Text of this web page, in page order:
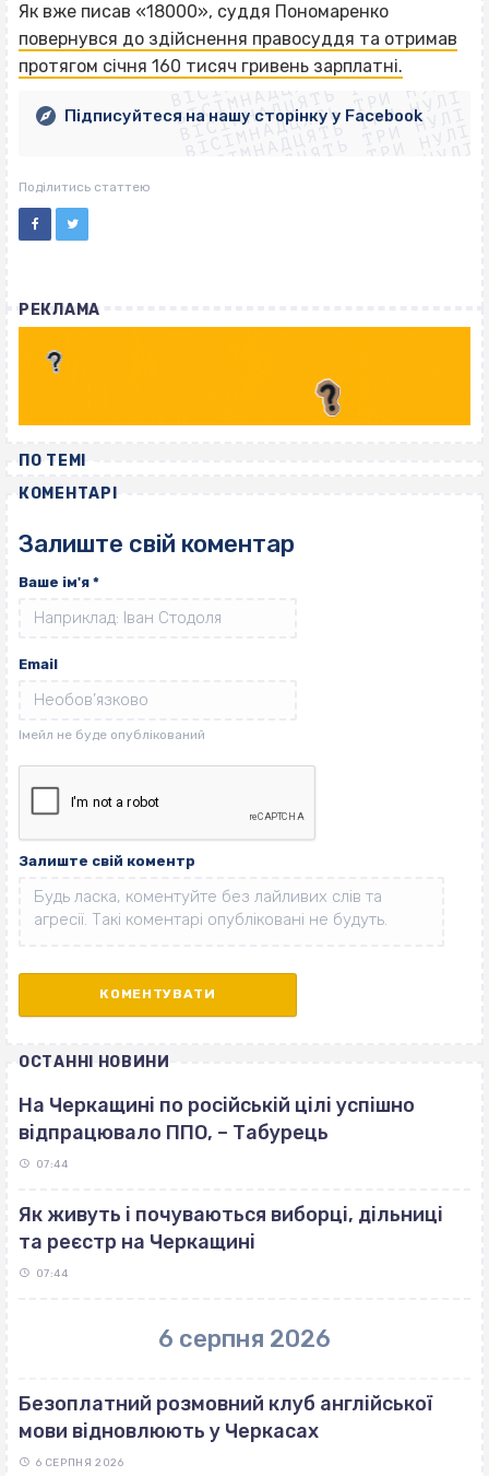
Як вже писав «18000», суддя Пономаренко
повернувся до здійснення правосуддя та отримав
протягом січня 160 тисяч гривень зарплатні.
ВІСІМНАДЦЯТЬ ТРИ НУЛІ
ВІСІМНАДЦЯТЬ ТРИ НУЛІ
ВІСІМНАДЦЯТЬ ТРИ НУЛІ
ВІСІМНАДЦЯТЬ ТРИ НУЛІ
ВІСІМНАДЦЯТЬ ТРИ НУЛІ
ВІСІМНАДЦЯТЬ ТРИ НУЛІ
ВІСІМНАДЦЯТЬ ТРИ НУЛІ
ВІСІМНАДЦЯТЬ ТРИ НУЛІ
Підписуйтеся на нашу сторінку у Facebook
Поділитись статтею
РЕКЛАМА
ПО ТЕМІ
КОМЕНТАРІ
Залиште свій коментар
Ваше ім'я *
Email
Залиште свій коментр
ОСТАННІ НОВИНИ
На Черкащині по російській цілі успішно
відпрацювало ППО, – Табурець
07:44
Як живуть і почуваються виборці, дільниці
та реєстр на Черкащині
07:44
6 серпня 2026
Безоплатний розмовний клуб англійської
мови відновлюють у Черкасах
6 СЕРПНЯ 2026